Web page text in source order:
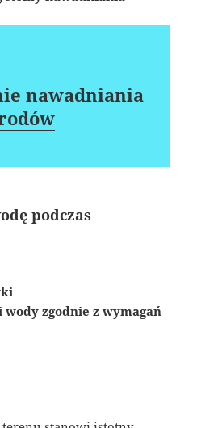
nawadniania
podczas
zgodnie z wymagań